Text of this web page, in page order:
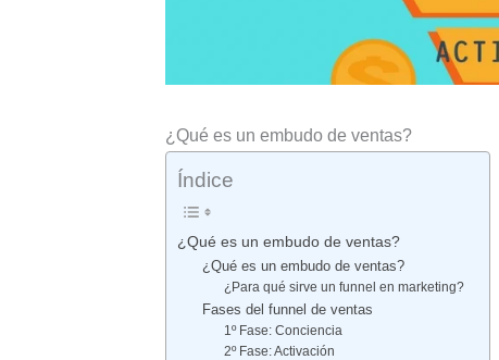
¿Qué es un embudo de ventas?
Índice
¿Qué es un embudo de ventas?
¿Qué es un embudo de ventas?
¿Para qué sirve un funnel en marketing?
Fases del funnel de ventas
1º Fase: Conciencia
2º Fase: Activación